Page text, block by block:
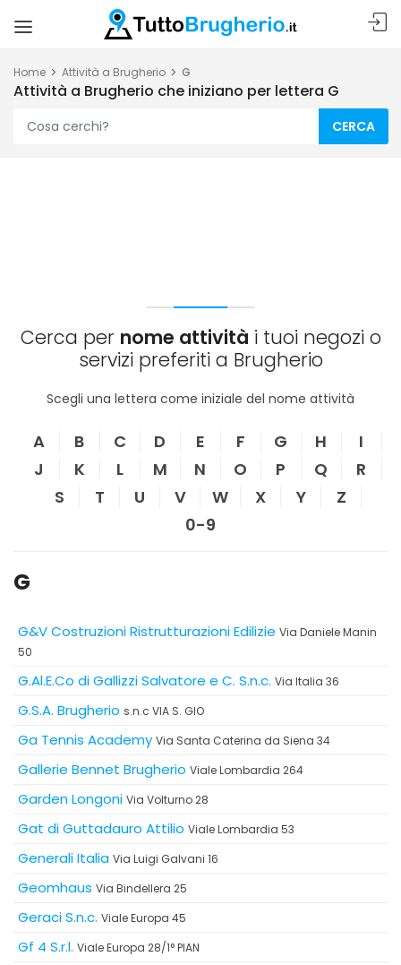
Home Attività a Brugherio G
Attività a Brugherio che iniziano per lettera G
CERCA
Cerca per nome attività i tuoi negozi o
servizi preferiti a Brugherio
Scegli una lettera come iniziale del nome attività
A B C D E F G H
I
J
K L M N O P Q
R
S
T U V W X Y
Z
0-9
G
G&V Costruzioni Ristrutturazioni Edilizie Via Daniele Manin
50
G.Al.E.Co di Gallizzi Salvatore e C. S.n.c. Via Italia 36
G.S.A. Brugherio s.n.c VIA S. GIO
Ga Tennis Academy Via Santa Caterina da Siena 34
Gallerie Bennet Brugherio Viale Lombardia 264
Garden Longoni Via Volturno 28
Gat di Guttadauro Attilio Viale Lombardia 53
Generali Italia Via Luigi Galvani 16
Geomhaus Via Bindellera 25
Geraci S.n.c. Viale Europa 45
Gf 4 S.r.l. Viale Europa 28/1° PIAN